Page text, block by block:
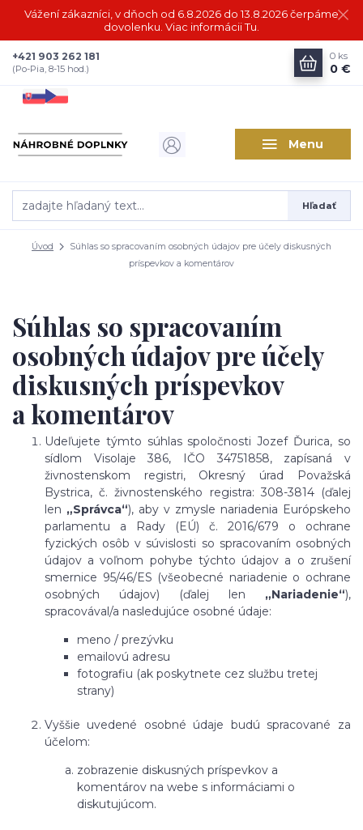
Vážení zákazníci, v dňoch od 6.8.2026 do 13.8.2026 čerpáme
dovolenku. Viac informácii Tu.
Menu
Hľadať
+421 903 262 181
(Po-Pia, 8-15 hod.)
0 ks
0 €
Úvod
Súhlas so spracovaním osobných údajov pre účely diskusných
príspevkov a komentárov
Súhlas so spracovaním
osobných údajov pre účely
diskusných príspevkov
a komentárov
Udeľujete týmto súhlas spoločnosti Jozef Ďurica, so
sídlom Visolaje 386, IČO 34751858, zapísaná v
živnostenskom registri, Okresný úrad Považská
Bystrica, č. živnostenského registra: 308-3814 (ďalej
len „Správca“), aby v zmysle nariadenia Európskeho
parlamentu a Rady (EÚ) č. 2016/679 o ochrane
fyzických osôb v súvislosti so spracovaním osobných
údajov a voľnom pohybe týchto údajov a o zrušení
smernice 95/46/ES (všeobecné nariadenie o ochrane
osobných údajov) (ďalej len „Nariadenie“),
spracovával/a nasledujúce osobné údaje:
meno / prezývku
emailovú adresu
fotografiu (ak poskytnete cez službu tretej
strany)
Vyššie uvedené osobné údaje budú spracované za
účelom:
zobrazenie diskusných príspevkov a
komentárov na webe s informáciami o
diskutujúcom.